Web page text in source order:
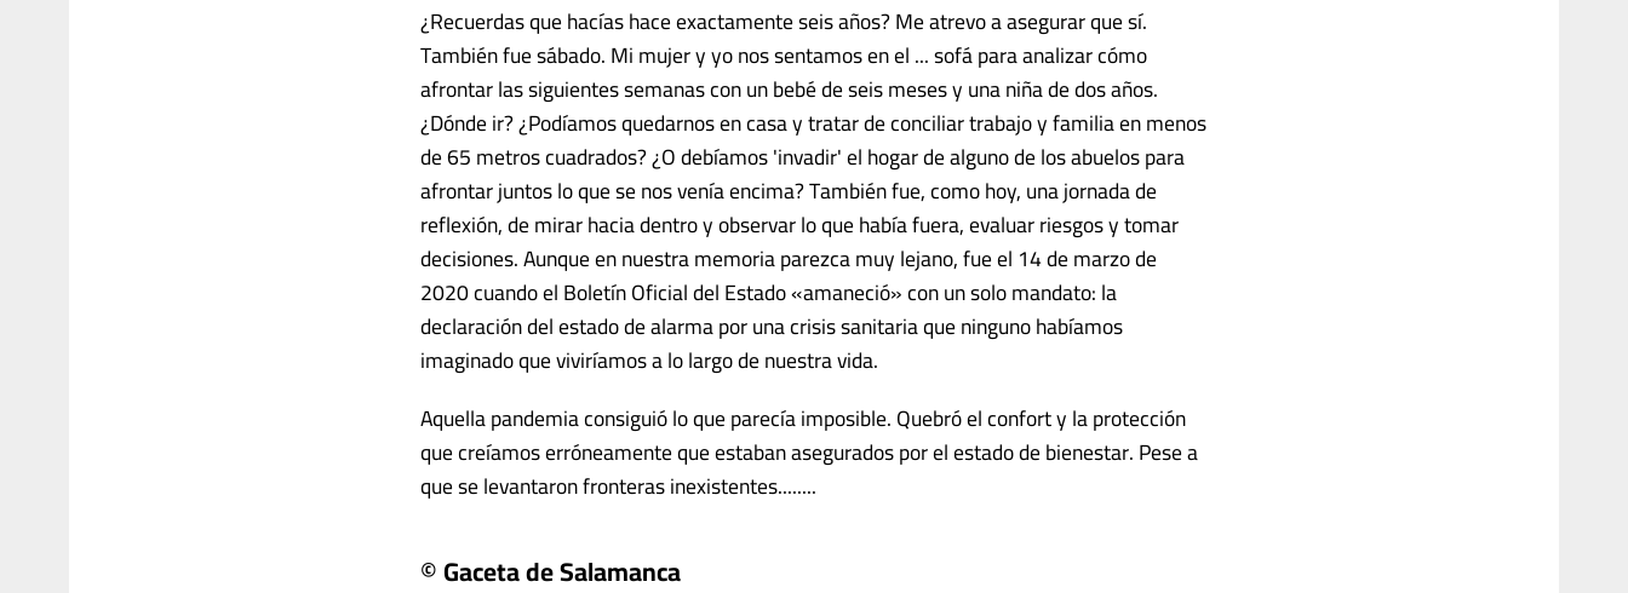
¿Recuerdas que hacías hace exactamente seis años? Me atrevo a asegurar que sí.
También fue sábado. Mi mujer y yo nos sentamos en el ... sofá para analizar cómo
afrontar las siguientes semanas con un bebé de seis meses y una niña de dos años.
¿Dónde ir? ¿Podíamos quedarnos en casa y tratar de conciliar trabajo y familia en menos
de 65 metros cuadrados? ¿O debíamos 'invadir' el hogar de alguno de los abuelos para
afrontar juntos lo que se nos venía encima? También fue, como hoy, una jornada de
reflexión, de mirar hacia dentro y observar lo que había fuera, evaluar riesgos y tomar
decisiones. Aunque en nuestra memoria parezca muy lejano, fue el 14 de marzo de
2020 cuando el Boletín Oficial del Estado «amaneció» con un solo mandato: la
declaración del estado de alarma por una crisis sanitaria que ninguno habíamos
imaginado que viviríamos a lo largo de nuestra vida.
Aquella pandemia consiguió lo que parecía imposible. Quebró el confort y la protección
que creíamos erróneamente que estaban asegurados por el estado de bienestar. Pese a
que se levantaron fronteras inexistentes........
© Gaceta de Salamanca